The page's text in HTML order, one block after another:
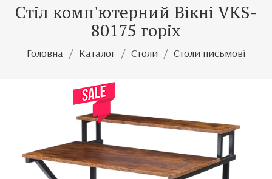
Стіл комп'ютерний Вікні VKS-
80175 горіх
Головна Каталог Столи Столи письмові